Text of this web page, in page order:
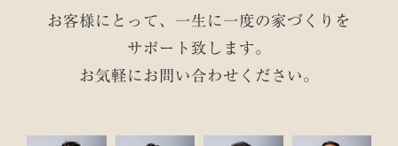
お客様にとって、一生に一度の家づくりを
サポート致します。
お気軽にお問い合わせください。